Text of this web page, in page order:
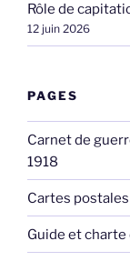
Rôle de
12 juin 2026
PAGES
Carnet de
1918
Cartes postales
Guide et charte